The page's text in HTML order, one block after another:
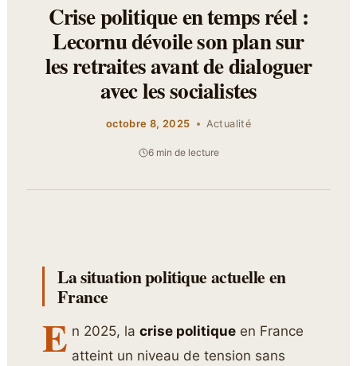
Crise politique en temps réel :
Lecornu dévoile son plan sur
les retraites avant de dialoguer
avec les socialistes
octobre 8, 2025 Actualité
6 min de lecture
La situation politique actuelle en
France
E n 2025, lacrise politique en France
atteint un niveau de tension sans